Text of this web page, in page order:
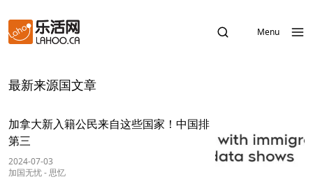
Menu
最新来源国文章
加拿大新入籍公民来自这些国家！中国排
第三
2024-07-03
加国无忧-思忆